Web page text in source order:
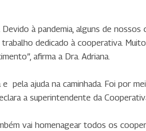
à pandemia, alguns de nossos
dedicado à cooperativa.
afirma a Dra. Adriana.
pela ajuda na caminhada. Foi por
a superintendente da
vai homenagear todos os